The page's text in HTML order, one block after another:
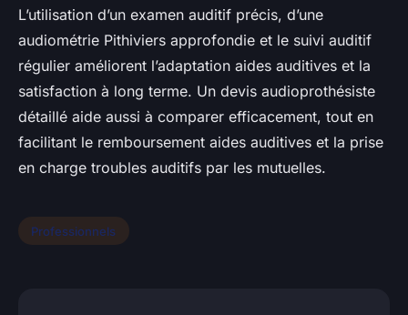
L’utilisation d’un examen auditif précis, d’une
audiométrie Pithiviers approfondie et le suivi auditif
régulier améliorent l’adaptation aides auditives et la
satisfaction à long terme. Un devis audioprothésiste
détaillé aide aussi à comparer efficacement, tout en
facilitant le remboursement aides auditives et la prise
en charge troubles auditifs par les mutuelles.
Professionnels